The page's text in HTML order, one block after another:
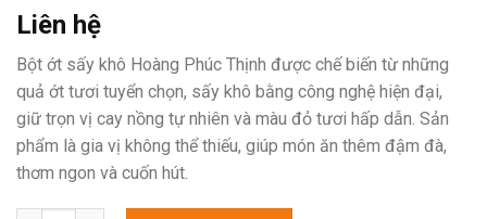
Liên hệ
Bột ớt sấy khô Hoàng Phúc Thịnh được chế biến từ những
quả ớt tươi tuyển chọn, sấy khô bằng công nghệ hiện đại,
giữ trọn vị cay nồng tự nhiên và màu đỏ tươi hấp dẫn. Sản
phẩm là gia vị không thể thiếu, giúp món ăn thêm đậm đà,
thơm ngon và cuốn hút.